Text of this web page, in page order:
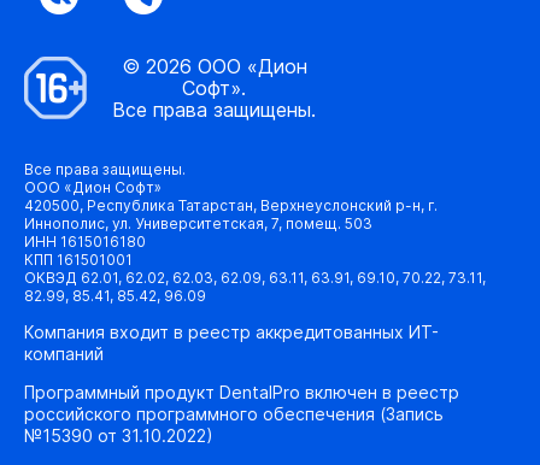
© 2026 ООО «Дион
Софт».
Все права защищены.
Все права защищены.
ООО «Дион Софт»
420500, Республика Татарстан, Верхнеуслонский р-н, г.
Иннополис, ул. Университетская, 7, помещ. 503
ИНН 1615016180
КПП 161501001
ОКВЭД 62.01, 62.02, 62.03, 62.09, 63.11, 63.91, 69.10, 70.22, 73.11,
82.99, 85.41, 85.42, 96.09
Компания входит в реестр аккредитованных ИТ-
компаний
Программный продукт DentalPro включен в реестр
российского программного обеспечения (Запись
№15390 от 31.10.2022)